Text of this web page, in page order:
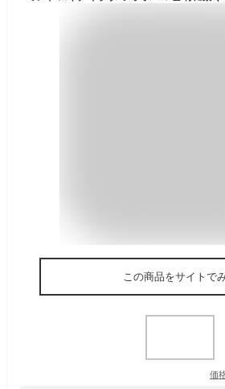
この商品をサイトで
価